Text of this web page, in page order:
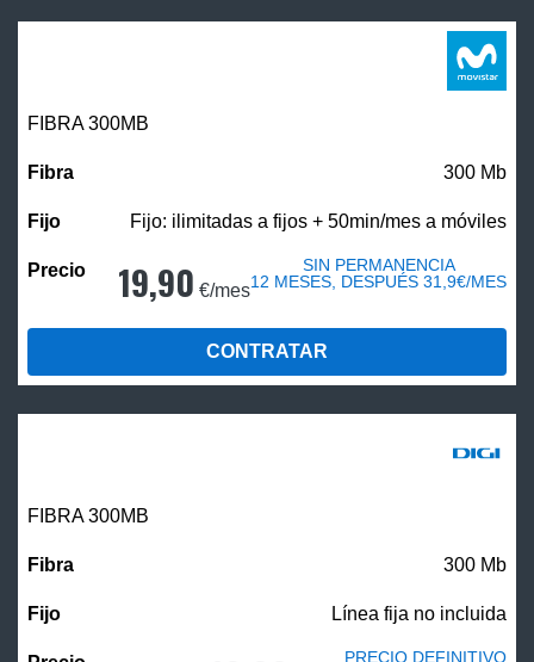
FIBRA 300MB
300 Mb
Fijo: ilimitadas a fijos + 50min/mes a móviles
19,90 €/mes
SIN PERMANENCIA
12 MESES, DESPUÉS 31,9€/MES
CONTRATAR
FIBRA 300MB
300 Mb
Línea fija no incluida
PRECIO DEFINITIVO